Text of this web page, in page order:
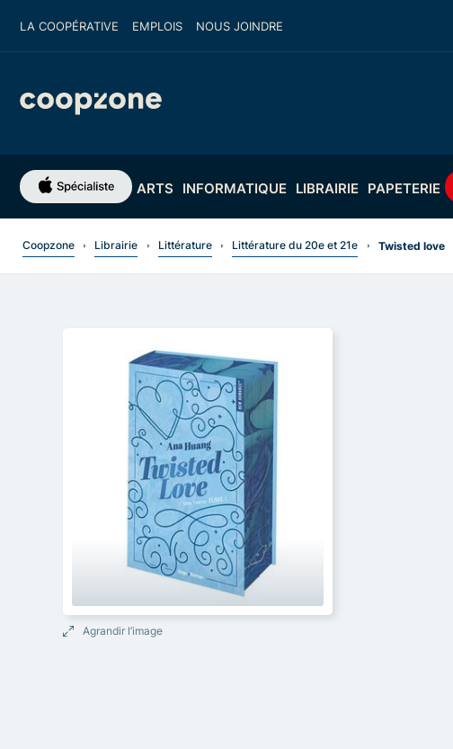
LA COOPÉRATIVE EMPLOIS NOUS JOINDRE
ARTS INFORMATIQUE LIBRAIRIE PAPETERIE
Coopzone Librairie Littérature Littérature du 20e et 21e Twisted love
Agrandir l’image